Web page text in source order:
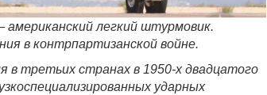
американский легкий штурмовик.
в контрпартизанской войне.
в третьих странах в 1950-х двадцатого
ударных